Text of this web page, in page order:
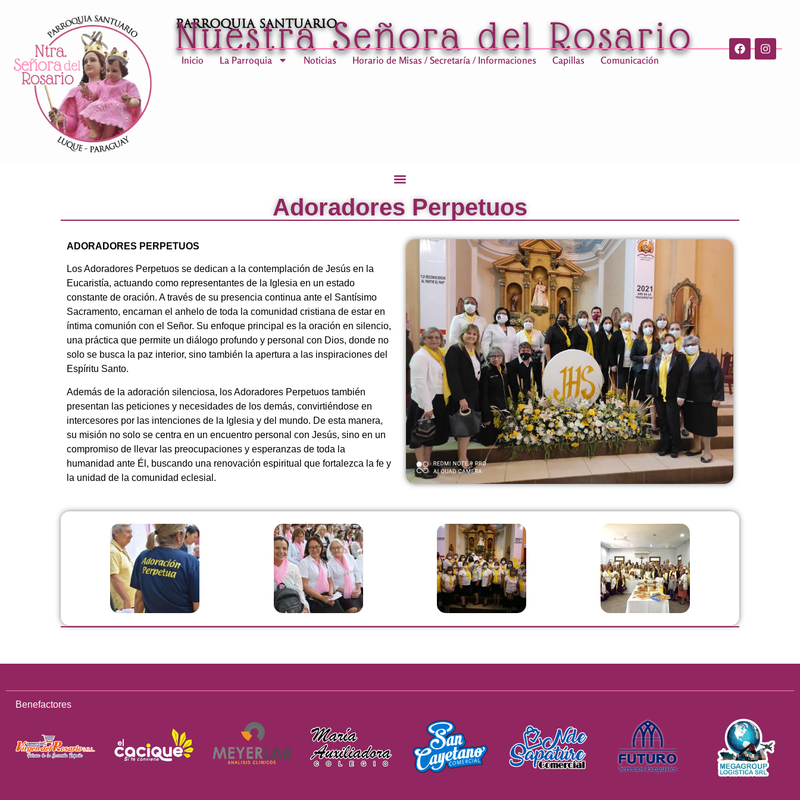
Parroquia Santuario
Nuestra Señora del Rosario
Inicio La Parroquia Noticias Horario de Misas / Secretaría / Informaciones Capillas Comunicación
Adoradores Perpetuos
ADORADORES PERPETUOS
Los Adoradores Perpetuos se dedican a la contemplación de Jesús en la
Eucaristía, actuando como representantes de la Iglesia en un estado
constante de oración. A través de su presencia continua ante el Santísimo
Sacramento, encarnan el anhelo de toda la comunidad cristiana de estar en
íntima comunión con el Señor. Su enfoque principal es la oración en silencio,
una práctica que permite un diálogo profundo y personal con Dios, donde no
solo se busca la paz interior, sino también la apertura a las inspiraciones del
Espíritu Santo.
Además de la adoración silenciosa, los Adoradores Perpetuos también
presentan las peticiones y necesidades de los demás, convirtiéndose en
intercesores por las intenciones de la Iglesia y del mundo. De esta manera,
su misión no solo se centra en un encuentro personal con Jesús, sino en un
compromiso de llevar las preocupaciones y esperanzas de toda la
humanidad ante Él, buscando una renovación espiritual que fortalezca la fe y
la unidad de la comunidad eclesial.
Benefactores